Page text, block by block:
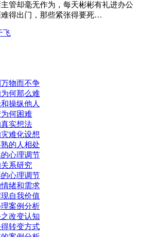
管却毫无作为，每天彬彬有礼进办公
得出门，那些紧张得要死…
飞
万物而不争
何那么难
操纵他人
何困难
实想法
难化设想
的人相处
心理调节
系研究
心理调节
绪和需求
自我价值
案例分析
改变认知
转变方式